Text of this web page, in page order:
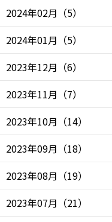
2024年02月 （5）
2024年01月 （5）
2023年12月 （6）
2023年11月 （7）
2023年10月 （14）
2023年09月 （18）
2023年08月 （19）
2023年07月 （21）